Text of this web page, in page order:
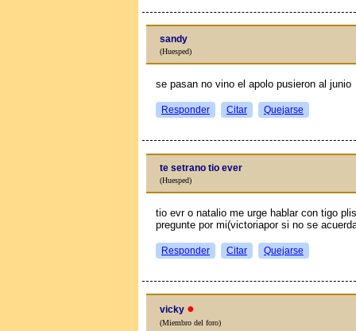
sandy
(Huesped)
se pasan no vino el apolo pusieron al junio
Responder Citar Quejarse
te setrano tio ever
(Huesped)
tio evr o natalio me urge hablar con tigo
pregunte por mi(victoriapor si no se
Responder Citar Quejarse
vicky ●
(Miembro del foro)